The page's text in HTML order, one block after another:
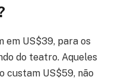
em US$39, para os
do teatro. Aqueles
custam US$59, não